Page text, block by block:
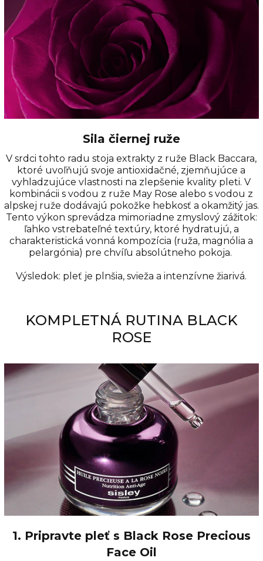
Sila čiernej ruže
V srdci tohto radu stoja extrakty z ruže Black Baccara,
ktoré uvoľňujú svoje antioxidačné, zjemňujúce a
vyhladzujúce vlastnosti na zlepšenie kvality pleti. V
kombinácii s vodou z ruže May Rose alebo s vodou z
alpskej ruže dodávajú pokožke hebkosť a okamžitý jas.
Tento výkon sprevádza mimoriadne zmyslový zážitok:
ľahko vstrebateľné textúry, ktoré hydratujú, a
charakteristická vonná kompozícia (ruža, magnólia a
pelargónia) pre chvíľu absolútneho pokoja.
Výsledok: pleť je plnšia, svieža a intenzívne žiarivá.
KOMPLETNÁ RUTINA BLACK
ROSE
1. Pripravte pleť s Black Rose Precious
Face Oil